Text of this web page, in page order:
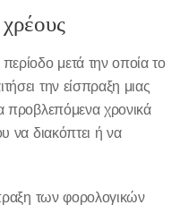
μετά την οποία το
την είσπραξη μιας
προβλεπόμενα χρονικά
να διακόπτει ή να
των φορολογικών